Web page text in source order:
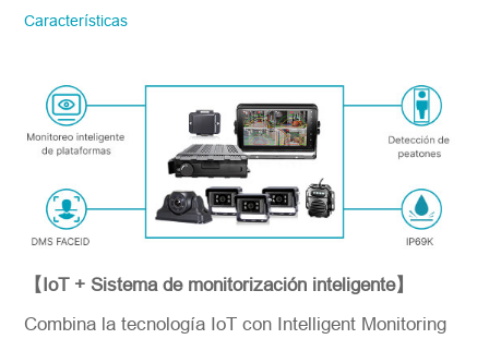
región/país. ¡Te responderemos lo antes
Número del modelo
Características
【IoT + Sistema de monitorización inteligente】
Combina la tecnología IoT con Intelligent Monitoring